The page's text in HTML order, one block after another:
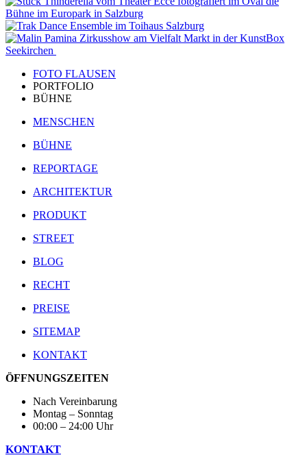
FOTO FLAUSEN
PORTFOLIO
BÜHNE
MENSCHEN
BÜHNE
REPORTAGE
ARCHITEKTUR
PRODUKT
STREET
BLOG
RECHT
PREISE
SITEMAP
KONTAKT
ÖFFNUNGSZEITEN
Nach Vereinbarung
Montag – Sonntag
00:00 – 24:00 Uhr
KONTAKT